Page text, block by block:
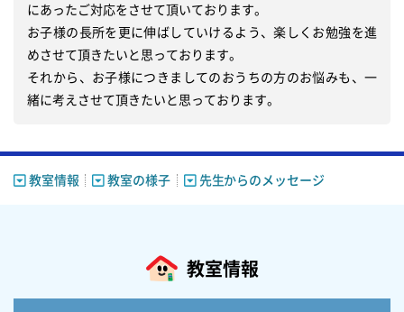
にあったご対応をさせて頂いております。
お子様の長所を更に伸ばしていけるよう、楽しくお勉強を進
めさせて頂きたいと思っております。
それから、お子様につきましてのおうちの方のお悩みも、一
教室情報 教室の様子 先生からのメッセージ
教室情報